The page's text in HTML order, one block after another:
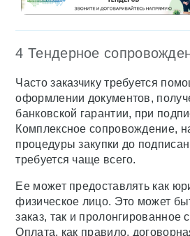
4 Тендерное
Часто заказчику требуется
оформлении документов,
банковской гарантии, при
Комплексное сопровождение,
процедуры закупки до
требуется чаще всего.
Ее может предоставлять как
физическое лицо. Это может
заказ, так и пролонгированное
Оплата, как правило,